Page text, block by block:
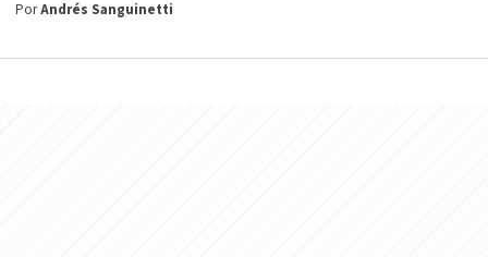
PorAndrés Sanguinetti